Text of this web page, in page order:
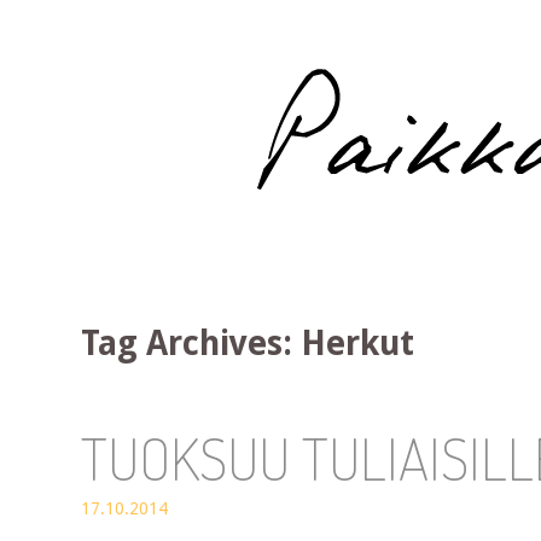
Paikka auringossa
Tag Archives: Herkut
TUOKSUU
17.10.2014